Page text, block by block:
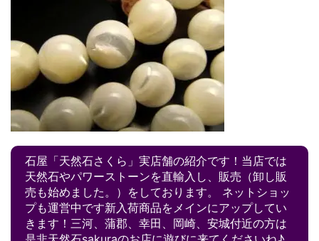
石屋「天然石さくら」実店舗の紹介です！当店では
天然石やパワーストーンを直輸入し、販売（卸し販
売も始めました。）をしております。 ネットショッ
プも運営中です新入荷商品をメインにアップしてい
きます！三河、蒲郡、幸田、岡崎、安城付近の方は